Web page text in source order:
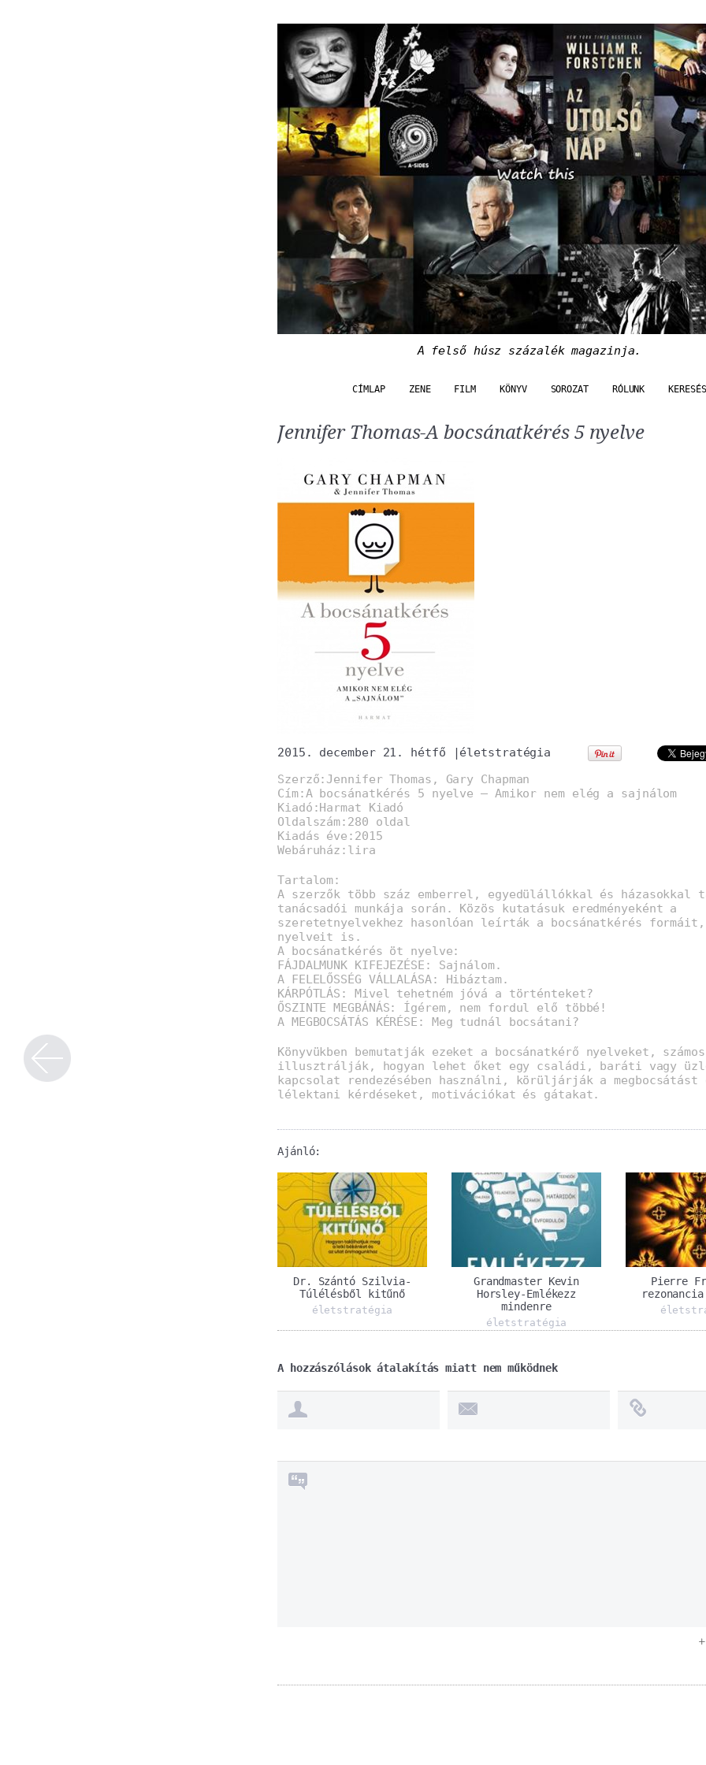
A felső húsz százalék magazinja.
CÍMLAP ZENE FILM KÖNYV SOROZAT RÓLUNK KERESÉS
Jennifer Thomas-A bocsánatkérés 5 nyelve
2015. december 21. hétfő |életstratégia
Szerző:Jennifer Thomas, Gary Chapman
Cím:A bocsánatkérés 5 nyelve – Amikor nem elég a sajnálom
Kiadó:Harmat Kiadó
Oldalszám:280 oldal
Kiadás éve:2015
Webáruház:lira
Tartalom:
A szerzők több száz emberrel, egyedülállókkal és házasokkal
tanácsadói munkája során. Közös kutatásuk eredményeként a
szeretetnyelvekhez hasonlóan leírták a bocsánatkérés formáit,
nyelveit is.
A bocsánatkérés öt nyelve:
FÁJDALMUNK KIFEJEZÉSE: Sajnálom.
A FELELŐSSÉG VÁLLALÁSA: Hibáztam.
KÁRPÓTLÁS: Mivel tehetném jóvá a történteket?
ŐSZINTE MEGBÁNÁS: Ígérem, nem fordul elő többé!
A MEGBOCSÁTÁS KÉRÉSE: Meg tudnál bocsátani?
Könyvükben bemutatják ezeket a bocsánatkérő nyelveket,
illusztrálják, hogyan lehet őket egy családi, baráti vagy
kapcsolat rendezésében használni, körüljárják a
lélektani kérdéseket, motivációkat és gátakat.
Ajánló:
Dr. Szántó Szilvia-
Túlélésből kitűnő
életstratégia
Grandmaster Kevin
Horsley-Emlékezz
mindenre
életstratégia
Pierre
A hozzászólások átalakítás miatt nem működnek